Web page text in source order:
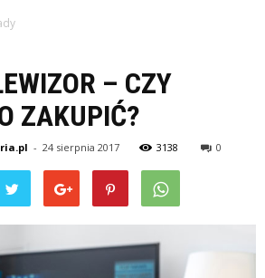
– CZY
ZAKUPIĆ?
- 24 sierpnia 2017 3138 0